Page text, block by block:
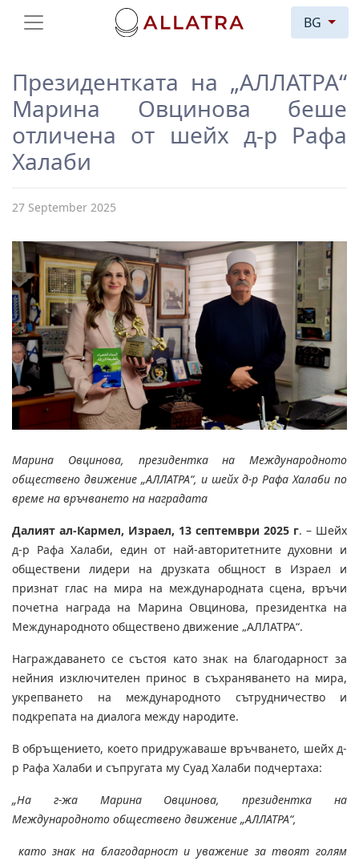
BG
Президентката на „АЛЛАТРА“
Марина Овцинова беше
отличена от шейх д-р Рафа
Халаби
27 September 2025
Марина Овцинова, президентка на Международното
обществено движение „АЛЛАТРА“, и шейх д-р Рафа Халаби по
време на връчването на наградата
Далият ал-Кармел, Израел, 13 септември 2025 г. – Шейх
д-р Рафа Халаби, един от най-авторитетните духовни и
обществени лидери на друзката общност в Израел и
признат глас на мира на международната сцена, връчи
почетна награда на Марина Овцинова, президентка на
Международното обществено движение „АЛЛАТРА“.
Награждаването се състоя като знак на благодарност за
нейния изключителен принос в съхраняването на мира,
укрепването на международното сътрудничество и
подкрепата на диалога между народите.
В обръщението, което придружаваше връчването, шейх д-
р Рафа Халаби и съпругата му Суад Халаби подчертаха:
„На г-жа Марина Овцинова, президентка на
Международното обществено движение „АЛЛАТРА“,
като знак на благодарност и уважение за твоят голям